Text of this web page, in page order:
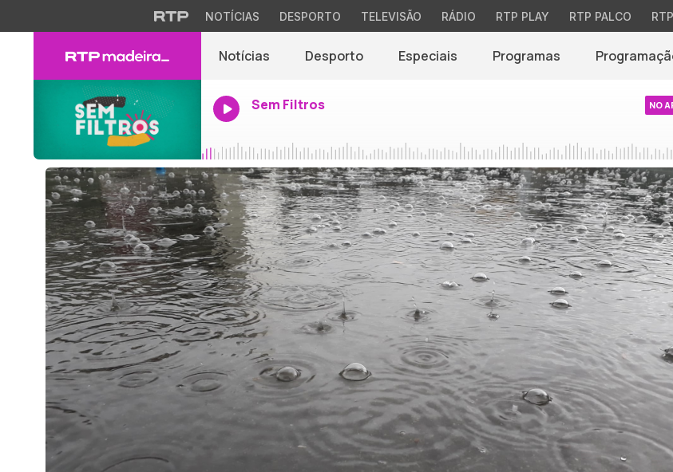
NOTÍCIAS DESPORTO TELEVISÃO RÁDIO RTP PLAY RTP PALCO
Notícias Desporto Especiais Programas
Sem Filtros NO